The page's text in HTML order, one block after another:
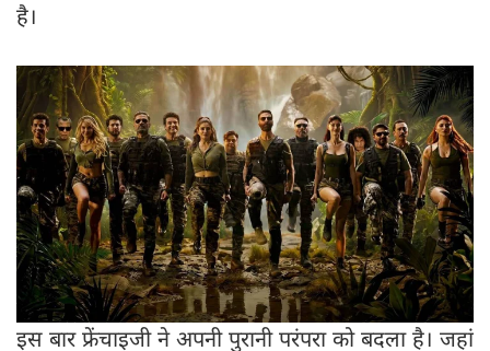
है।
इस बार फ्रेंचाइजी ने अपनी पुरानी परंपरा को बदला है। जहां